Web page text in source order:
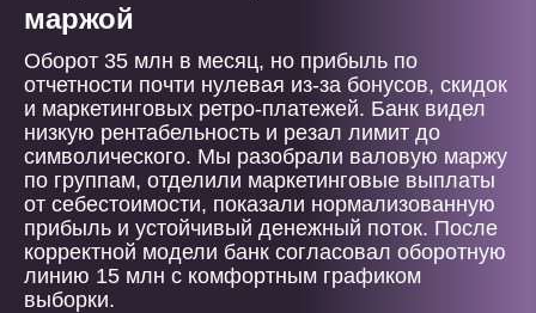
маржой
Оборот 35 млн в месяц, но прибыль по
отчетности почти нулевая из-за бонусов, скидок
и маркетинговых ретро-платежей. Банк видел
низкую рентабельность и резал лимит до
символического. Мы разобрали валовую маржу
по группам, отделили маркетинговые выплаты
от себестоимости, показали нормализованную
прибыль и устойчивый денежный поток. После
корректной модели банк согласовал оборотную
линию 15 млн с комфортным графиком
выборки.